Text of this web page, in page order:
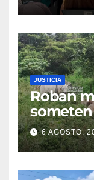
JUSTICIA
Roban
someten
6 AGOSTO,